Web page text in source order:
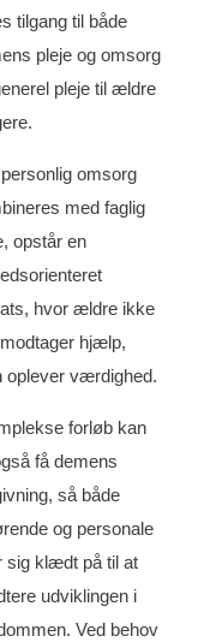
tilgang til både
pleje og omsorg
pleje til ældre
omsorg
med faglig
opstår en
hvor ældre ikke
hjælp,
oplever værdighed.
forløb kan
fådemens
, så både
og personale
sig klædt på til at
udviklingen i
Ved behov